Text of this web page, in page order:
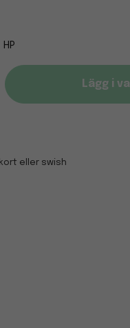
HP
Lägg i
eller swish